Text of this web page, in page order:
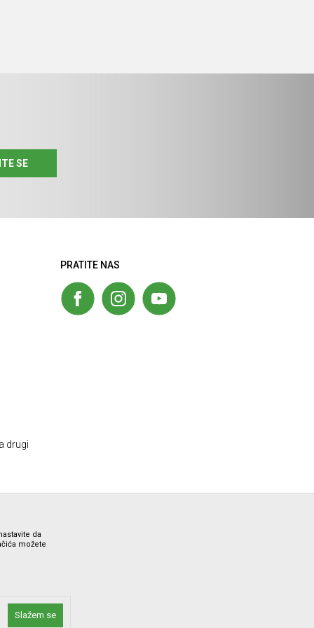
SE
drugi
PRATITE NAS
i bez grešaka. Svi artikli prikazani na sajtu su deo naše
Centra na 012/7100321.
da
možete
Slažem se